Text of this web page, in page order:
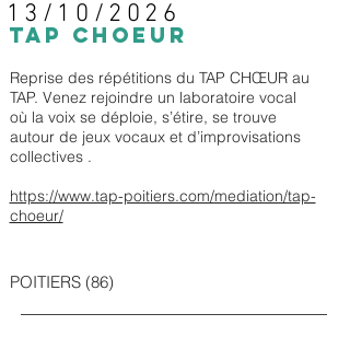
13/10/2026
TAP CHOEUR
Reprise des répétitions du TAP CHŒUR au
TAP. Venez rejoindre un laboratoire vocal
où la voix se déploie, s’étire, se trouve
autour de jeux vocaux et d’improvisations
collectives .
https://www.tap-poitiers.com/mediation/tap-
choeur/
POITIERS (86)